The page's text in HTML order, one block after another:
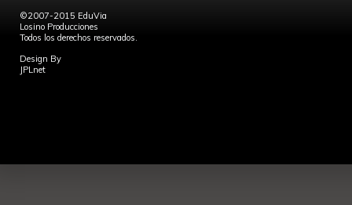
©2007-2015 EduVia
Losino Producciones
Todos los derechos reservados.
Design By
JPLnet